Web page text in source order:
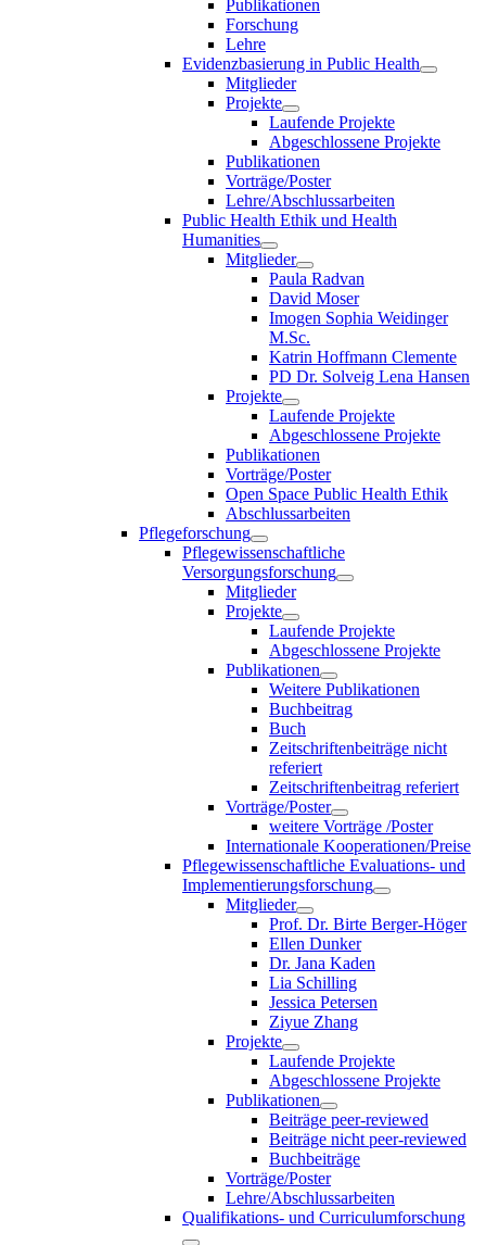
Publikationen
Forschung
Lehre
Evidenzbasierung in Public Health
Mitglieder
Projekte
Laufende Projekte
Abgeschlossene Projekte
Publikationen
Vorträge/Poster
Lehre/Abschlussarbeiten
Public Health Ethik und Health
Humanities
Mitglieder
Paula Radvan
David Moser
Imogen Sophia Weidinger
M.Sc.
Katrin Hoffmann Clemente
PD Dr. Solveig Lena Hansen
Projekte
Laufende Projekte
Abgeschlossene Projekte
Publikationen
Vorträge/Poster
Open Space Public Health Ethik
Abschlussarbeiten
Pflegeforschung
Pflegewissenschaftliche
Versorgungsforschung
Mitglieder
Projekte
Laufende Projekte
Abgeschlossene Projekte
Publikationen
Weitere Publikationen
Buchbeitrag
Buch
Zeitschriftenbeiträge nicht
referiert
Zeitschriftenbeitrag referiert
Vorträge/Poster
weitere Vorträge /Poster
Internationale Kooperationen/Preise
Pflegewissenschaftliche Evaluations- und
Implementierungsforschung
Mitglieder
Prof. Dr. Birte Berger-Höger
Ellen Dunker
Dr. Jana Kaden
Lia Schilling
Jessica Petersen
Ziyue Zhang
Projekte
Laufende Projekte
Abgeschlossene Projekte
Publikationen
Beiträge peer-reviewed
Beiträge nicht peer-reviewed
Buchbeiträge
Vorträge/Poster
Lehre/Abschlussarbeiten
Qualifikations- und Curriculumforschung